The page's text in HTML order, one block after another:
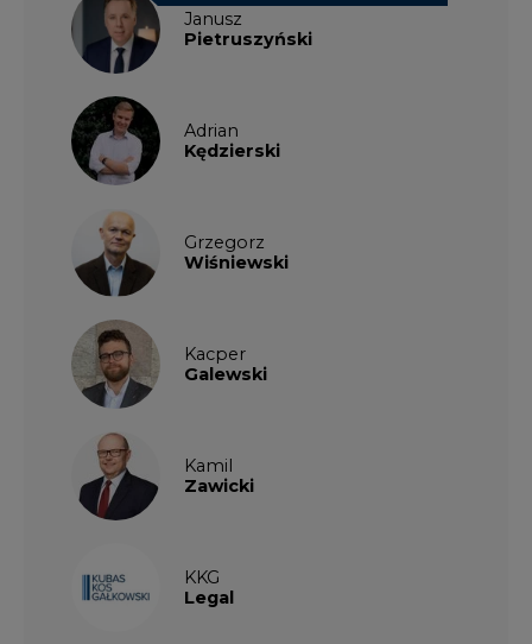
Janusz
Pietruszyński
Adrian
Kędzierski
Grzegorz
Wiśniewski
Kacper
Galewski
Kamil
Zawicki
KKG
Legal